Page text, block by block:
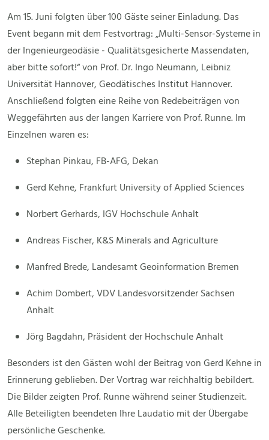
Am 15. Juni folgten über 100 Gäste seiner Einladung. Das
Event begann mit dem Festvortrag: „Multi-Sensor-Systeme in
der Ingenieurgeodäsie - Qualitätsgesicherte Massendaten,
aber bitte sofort!“ von Prof. Dr. Ingo Neumann, Leibniz
Universität Hannover, Geodätisches Institut Hannover.
Anschließend folgten eine Reihe von Redebeiträgen von
Weggefährten aus der langen Karriere von Prof. Runne. Im
Einzelnen waren es:
Stephan Pinkau, FB-AFG, Dekan
Gerd Kehne, Frankfurt University of Applied Sciences
Norbert Gerhards, IGV Hochschule Anhalt
Andreas Fischer, K&S Minerals and Agriculture
Manfred Brede, Landesamt Geoinformation Bremen
Achim Dombert, VDV Landesvorsitzender Sachsen
Anhalt
Jörg Bagdahn, Präsident der Hochschule Anhalt
Besonders ist den Gästen wohl der Beitrag von Gerd Kehne in
Erinnerung geblieben. Der Vortrag war reichhaltig bebildert.
Die Bilder zeigten Prof. Runne während seiner Studienzeit.
Alle Beteiligten beendeten Ihre Laudatio mit der Übergabe
persönliche Geschenke.